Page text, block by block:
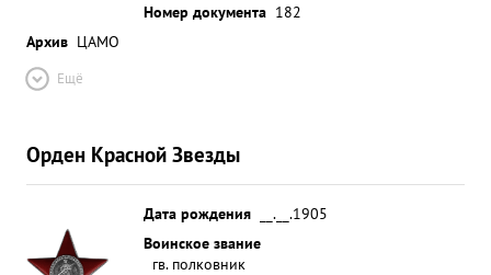
Номер документа 182
Архив ЦАМО
Ещё
Орден Красной Звезды
Дата рождения
__.__.1905
Воинское звание
гв. полковник